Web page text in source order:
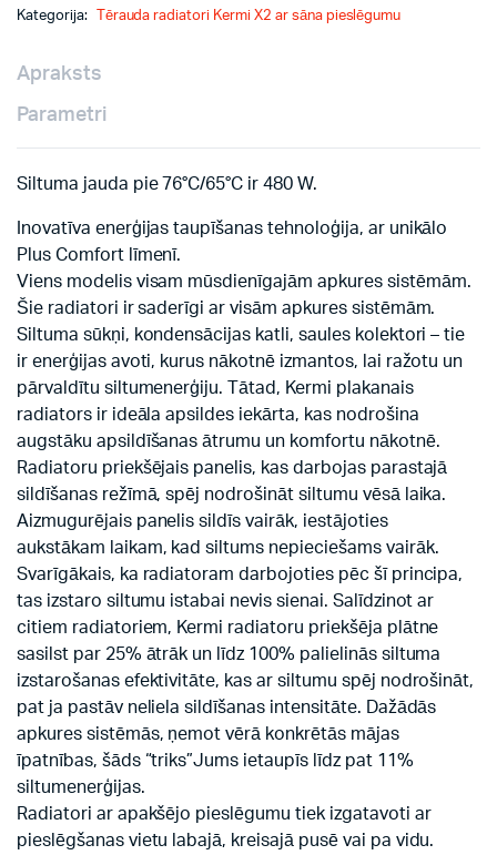
Kategorija: Tērauda radiatori Kermi X2 ar sāna pieslēgumu
Apraksts
Parametri
Siltuma jauda pie 76°C/65°C ir 480 W.
Inovatīva enerģijas taupīšanas tehnoloģija, ar unikālo
Plus Comfort līmenī.
Viens modelis visam mūsdienīgajām apkures sistēmām.
Šie radiatori ir saderīgi ar visām apkures sistēmām.
Siltuma sūkņi, kondensācijas katli, saules kolektori – tie
ir enerģijas avoti, kurus nākotnē izmantos, lai ražotu un
pārvaldītu siltumenerģiju. Tātad, Kermi plakanais
radiators ir ideāla apsildes iekārta, kas nodrošina
augstāku apsildīšanas ātrumu un komfortu nākotnē.
Radiatoru priekšējais panelis, kas darbojas parastajā
sildīšanas režīmā, spēj nodrošināt siltumu vēsā laika.
Aizmugurējais panelis sildīs vairāk, iestājoties
aukstākam laikam, kad siltums nepieciešams vairāk.
Svarīgākais, ka radiatoram darbojoties pēc šī principa,
tas izstaro siltumu istabai nevis sienai. Salīdzinot ar
citiem radiatoriem, Kermi radiatoru priekšēja plātne
sasilst par 25% ātrāk un līdz 100% palielinās siltuma
izstarošanas efektivitāte, kas ar siltumu spēj nodrošināt,
pat ja pastāv neliela sildīšanas intensitāte. Dažādās
apkures sistēmās, ņemot vērā konkrētās mājas
īpatnības, šāds “triks”Jums ietaupīs līdz pat 11%
siltumenerģijas.
Radiatori ar apakšējo pieslēgumu tiek izgatavoti ar
pieslēgšanas vietu labajā, kreisajā pusē vai pa vidu.